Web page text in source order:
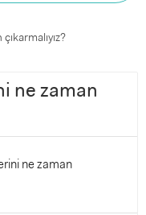
ne zaman
ne zaman